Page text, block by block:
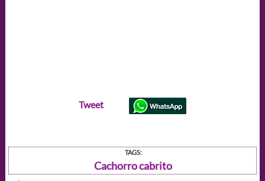
Tweet
TAGS:
Cachorro cabrito